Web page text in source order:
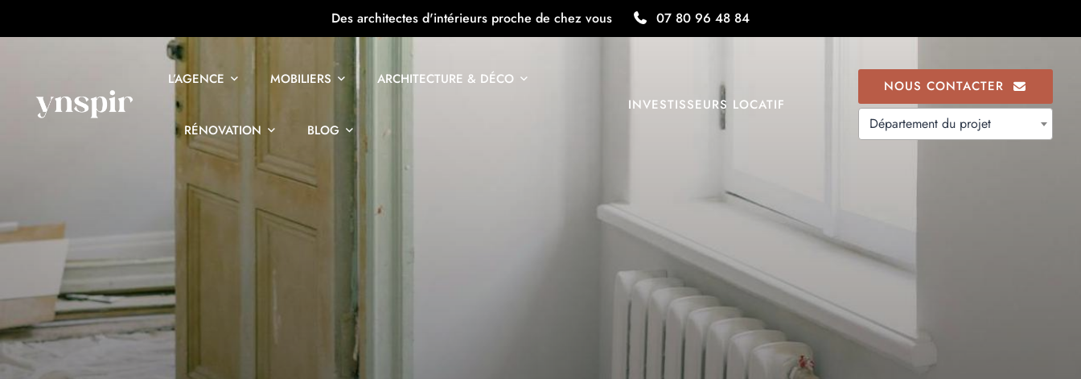
Des architectes d'intérieurs proche de chez vous 07 80 96 48 84
L’AGENCE MOBILIERS ARCHITECTURE & DÉCO
RÉNOVATION BLOG
INVESTISSEURS LOCATIF
NOUS CONTACTER
Département du projet